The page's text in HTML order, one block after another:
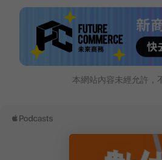
本網站內容未經允許，